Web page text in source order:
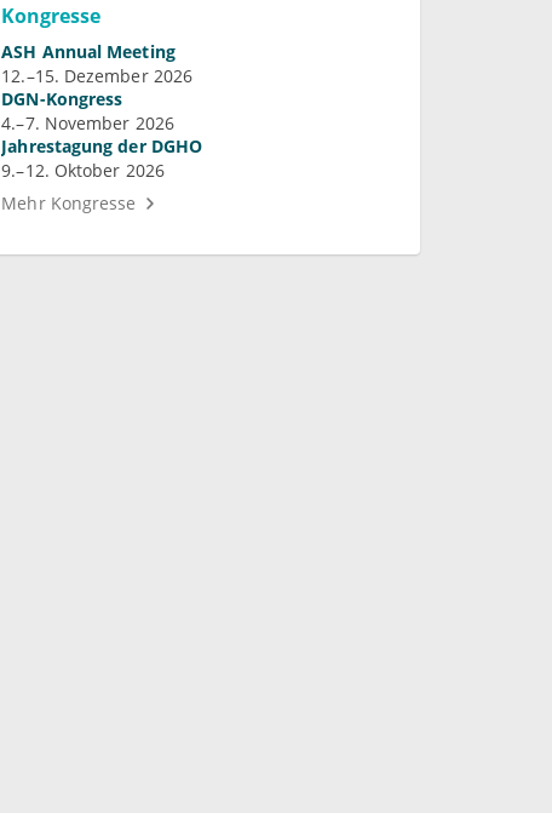
Kongresse
ASH Annual Meeting
12.–15. Dezember 2026
DGN-Kongress
4.–7. November 2026
Jahrestagung der DGHO
9.–12. Oktober 2026
Mehr Kongresse